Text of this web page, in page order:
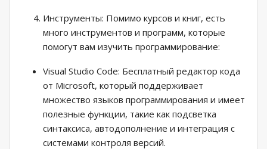
Инструменты: Помимо курсов и книг, есть
много инструментов и программ, которые
помогут вам изучить программирование:
Visual Studio Code: Бесплатный редактор кода
от Microsoft, который поддерживает
множество языков программирования и имеет
полезные функции, такие как подсветка
синтаксиса, автодополнение и интеграция с
системами контроля версий.